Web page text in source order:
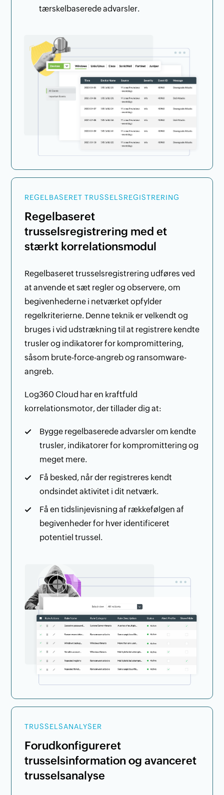
tærskelbaserede advarsler.
REGELBASERET TRUSSELSREGISTRERING
Regelbaseret
trusselsregistrering med et
stærkt korrelationsmodul
Regelbaseret trusselsregistrering udføres ved
at anvende et sæt regler og observere, om
begivenhederne i netværket opfylder
regelkriterierne. Denne teknik er velkendt og
bruges i vid udstrækning til at registrere kendte
trusler og indikatorer for kompromittering,
såsom brute-force-angreb og ransomware-
angreb.
Log360 Cloud har en kraftfuld
korrelationsmotor, der tillader dig at:
Bygge regelbaserede advarsler om kendte
trusler, indikatorer for kompromittering og
meget mere.
Få besked, når der registreres kendt
ondsindet aktivitet i dit netværk.
Få en tidslinjevisning af rækkefølgen af
begivenheder for hver identificeret
potentiel trussel.
TRUSSELSANALYSER
Forudkonfigureret
trusselsinformation og avanceret
trusselsanalyse